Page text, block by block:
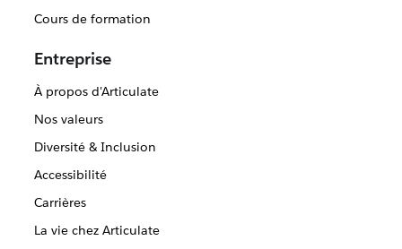
Cours de formation
Entreprise
À propos d'Articulate
Nos valeurs
Diversité & Inclusion
Accessibilité
Carrières
La vie chez Articulate